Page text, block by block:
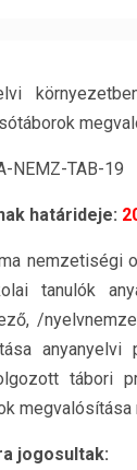
NEMZ-TAB-19
határideje:
nemzetiségi
tanulók
/
tábori
megvalósítása
jogosultak: